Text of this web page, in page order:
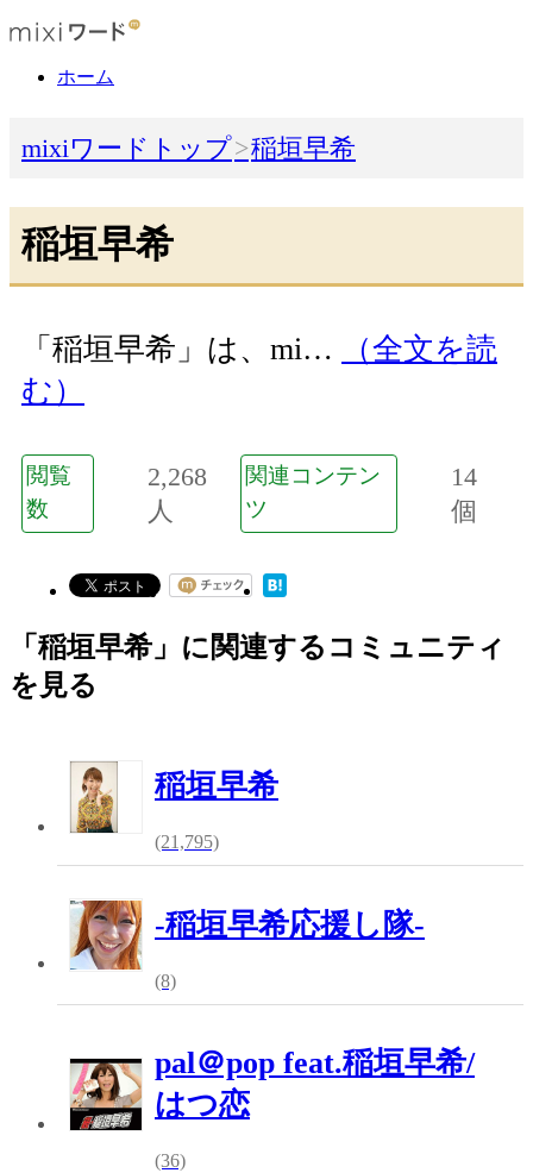
ホーム
mixiワードトップ 稲垣早希
稲垣早希
「稲垣早希」は、mi…
（全文を読
む）
閲覧
数
2,268
人
関連コンテン
ツ
14
個
「稲垣早希」に関連するコミュニティ
を見る
稲垣早希
(21,795)
‐稲垣早希応援し隊‐
(8)
pal＠pop feat.稲垣早希/
はつ恋
(36)